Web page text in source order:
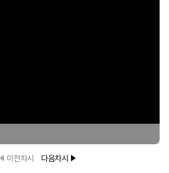
이전차시 다음차시